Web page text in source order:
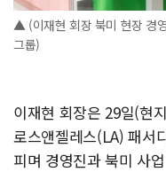
▲ (이재현 회장 북미 현장 경
그룹)
이재현 회장은 29일(현
로스앤젤레스(LA) 패서
피며 경영진과 북미 사